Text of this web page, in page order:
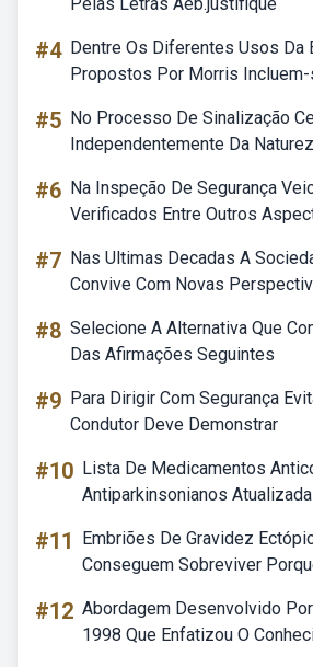
#4 Dentre Os Diferentes Usos Da
Propostos Por Morris
#5 No Processo De Sinalização
Independentemente Da
#6 Na Inspeção De Segurança
Verificados Entre Outros
#7 Nas Ultimas Decadas A
Convive Com Novas
#8 Selecione A Alternativa Que
Das Afirmações Seguintes
#9 Para Dirigir Com Segurança
Condutor Deve Demonstrar
#10 Lista De Medicamentos
Antiparkinsonianos Atualizada
#11
Embriões De Gravidez
Conseguem Sobreviver
#12 Abordagem Desenvolvido
1998 Que Enfatizou O